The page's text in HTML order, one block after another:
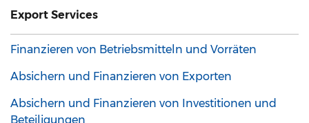
Export Services
Finanzieren von Betriebsmitteln und Vorräten
Absichern und Finanzieren von Exporten
Absichern und Finanzieren von Investitionen und
Beteiligungen